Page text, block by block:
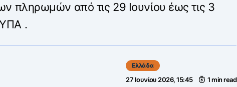
πληρωμών από τις 29 Ιουνίου έως τις 3
.
Ελλάδα
27 Ιουνίου 2026, 15:45 1 min read